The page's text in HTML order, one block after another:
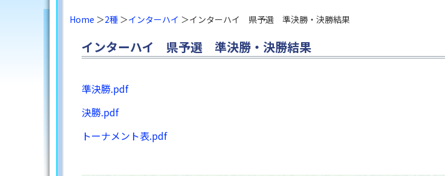
Home 2種 インターハイ インターハイ 県予選 準決勝・決勝結果
インターハイ 県予選 準決勝・決勝結果
準決勝.pdf
決勝.pdf
トーナメント表.pdf